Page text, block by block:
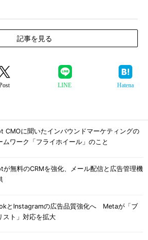
記事を見る
LINE Hatena
CMOに聞いたインバウンドマーケティングの
ムワーク「フライホイール」のこと
が無料のCRMを強化、メール配信と広告管理機
とInstagramの広告品質強化へ Metaが「ブ
スト」対応を拡大